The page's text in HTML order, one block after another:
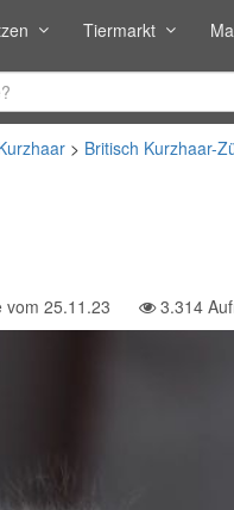
Tiermarkt
Britisch Kurzhaar-
vom 25.11.23 3.314